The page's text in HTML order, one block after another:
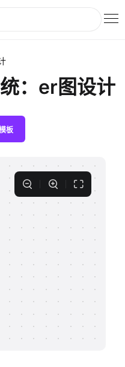
：er图设计
板